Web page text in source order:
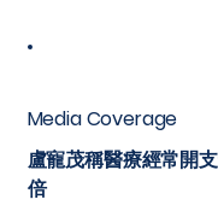
Media Coverage
盧寵茂稱醫療經常開
倍